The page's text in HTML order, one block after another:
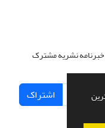
خبرنامه نشریه مشترک
اشتراک